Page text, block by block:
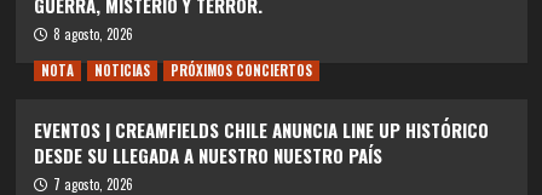
8 agosto, 2026
NOTA
NOTICIAS PRÓXIMOS CONCIERTOS
EVENTOS | CREAMFIELDS CHILE ANUNCIA LINE UP HISTÓRICO
DESDE SU LLEGADA A NUESTRO NUESTRO PAÍS
7 agosto, 2026